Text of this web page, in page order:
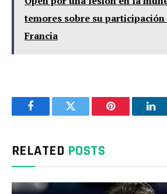
temores sobre su
Francia
FacebookTwitter Pinterest
RELATED POSTS